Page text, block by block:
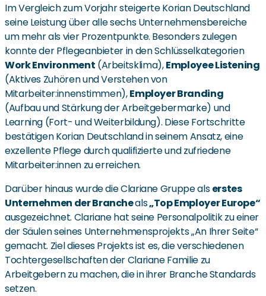
Im Vergleich zum Vorjahr steigerte Korian Deutschland
seine Leistung über alle sechs Unternehmensbereiche
um mehr als vier Prozentpunkte. Besonders zulegen
konnte der Pflegeanbieter in den Schlüsselkategorien
Work Environment (Arbeitsklima),Employee Listening
(Aktives Zuhören und Verstehen von
Mitarbeiter:innenstimmen),Employer Branding
(Aufbau und Stärkung der Arbeitgebermarke) und
Learning (Fort- und Weiterbildung). Diese Fortschritte
bestätigen Korian Deutschland in seinem Ansatz, eine
exzellente Pflege durch qualifizierte und zufriedene
Mitarbeiter:innen zu erreichen.
Darüber hinaus wurde die Clariane Gruppe alserstes
Unternehmen der Brancheals„Top Employer Europe“
ausgezeichnet. Clariane hat seine Personalpolitik zu einer
der Säulen seines Unternehmensprojekts „An Ihrer Seite“
gemacht. Ziel dieses Projekts ist es, die verschiedenen
Tochtergesellschaften der Clariane Familie zu
Arbeitgebern zu machen, die in ihrer Branche Standards
setzen.